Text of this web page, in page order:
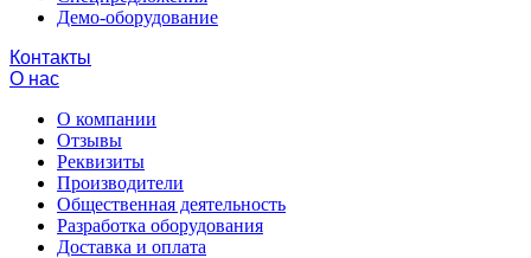
Демо-оборудование
Контакты
О нас
О компании
Отзывы
Реквизиты
Производители
Общественная деятельность
Разработка оборудования
Доставка и оплата